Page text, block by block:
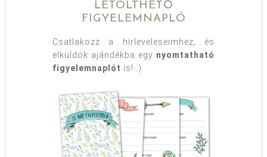
LETÖLTHETŐ
FIGYELEMNAPLÓ
Csatlakozz a hírleveleseimhez, és
elküldök ajándékba egy nyomtatható
figyelemnaplót is! :)